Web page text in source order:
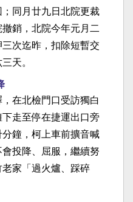
同月廿九日北院更裁
銷，北院今年元月二
次迄昨，扣除短暫交
天。
在北檢門口受訪獨白
走至停在捷運出口旁
鐘，柯上車前擴音喊
投降、屈服，繼續努
家「過火爐、踩碎